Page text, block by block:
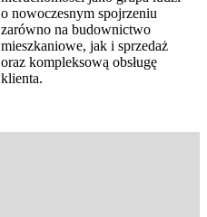
o nowoczesnym spojrzeniu
zarówno na budownictwo
mieszkaniowe, jak i sprzedaż
oraz kompleksową obsługę
klienta.